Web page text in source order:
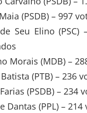
(PSDB) – 997
Seu Elino (PSC)
Morais (MDB) –
(PTB) – 236
(PSDB) – 234
Dantas (PPL) – 214